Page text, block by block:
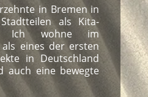
in Bremen in
als Kita-
Ich wohne im
eines der ersten
in Deutschland
auch eine bewegte